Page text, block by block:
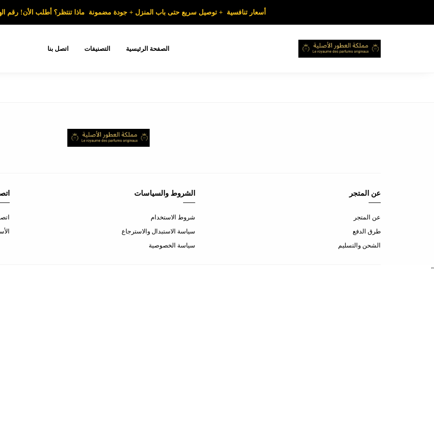
أسعار تنافسية + توصيل سريع حتى باب المنزل + جودة مضمونة ماذا تنتظر؟ أطلب الأن! رقم الهاتف
الصفحة الرئيسية التصنيفات اتصل بنا
عن المتجر
عن المتجر
طرق الدفع
الشحن والتسليم
الشروط والسياسات
شروط الاستخدام
سياسة الاستبدال والاسترجاع
سياسة الخصوصية
"